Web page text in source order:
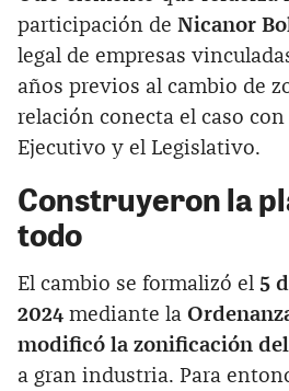
participación de Nicanor
legal de empresas
años previos al cambio de
relación conecta el caso
Ejecutivo y el Legislativo.
Construyeron la
todo
El cambio se formalizó el 5
2024 mediante la
modificó la zonificación
a gran industria. Para